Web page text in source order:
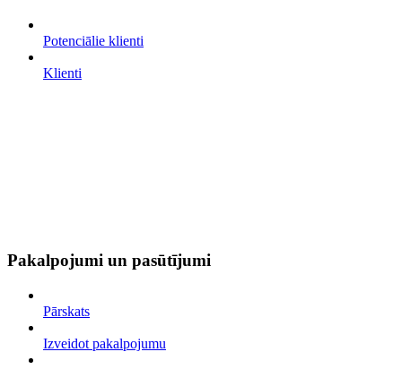
Potenciālie klienti
Klienti
Pakalpojumi un pasūtījumi
Pārskats
Izveidot pakalpojumu